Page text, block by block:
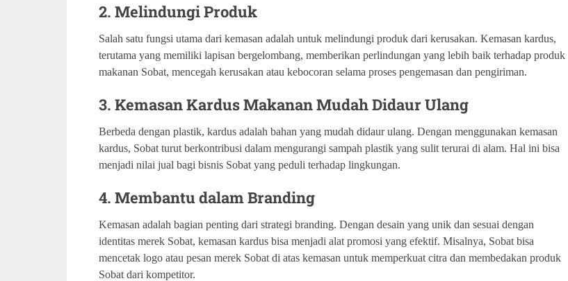
2. Melindungi Produk
Salah satu fungsi utama dari kemasan adalah untuk melindungi produk dari kerusakan. Kemasan kardus,
terutama yang memiliki lapisan bergelombang, memberikan perlindungan yang lebih baik terhadap produk
makanan Sobat, mencegah kerusakan atau kebocoran selama proses pengemasan dan pengiriman.
3. Kemasan Kardus Makanan Mudah Didaur Ulang
Berbeda dengan plastik, kardus adalah bahan yang mudah didaur ulang. Dengan menggunakan kemasan
kardus, Sobat turut berkontribusi dalam mengurangi sampah plastik yang sulit terurai di alam. Hal ini bisa
menjadi nilai jual bagi bisnis Sobat yang peduli terhadap lingkungan.
4. Membantu dalam Branding
Kemasan adalah bagian penting dari strategi branding. Dengan desain yang unik dan sesuai dengan
identitas merek Sobat, kemasan kardus bisa menjadi alat promosi yang efektif. Misalnya, Sobat bisa
mencetak logo atau pesan merek Sobat di atas kemasan untuk memperkuat citra dan membedakan produk
Sobat dari kompetitor.